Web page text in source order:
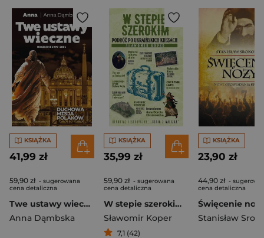
KSIĄŻKA
41,99 zł
59,90 zł - sugerowana
cena detaliczna
Twe ustawy wieczne
Anna Dąmbska
KSIĄŻKA
35,99 zł
59,90 zł - sugerowana
cena detaliczna
W stepie szerokim Podróż po ukraińskich Kresach
Sławomir Koper
7,1 (42)
KSIĄŻKA
23,90 zł
44,90 zł -
cena detaliczna